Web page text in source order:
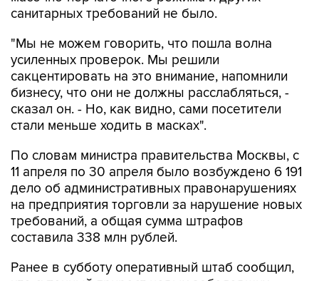
санитарных требований не было.
"Мы не можем говорить, что пошла волна
усиленных проверок. Мы решили
сакцентировать на это внимание, напомнили
бизнесу, что они не должны расслабляться, -
сказал он. - Но, как видно, сами посетители
стали меньше ходить в масках".
По словам министра правительства Москвы, с
11 апреля по 30 апреля было возбуждено 6 191
дело об административных правонарушениях
на предприятия торговли за нарушение новых
требований, а общая сумма штрафов
составила 338 млн рублей.
Ранее в субботу оперативный штаб сообщил,